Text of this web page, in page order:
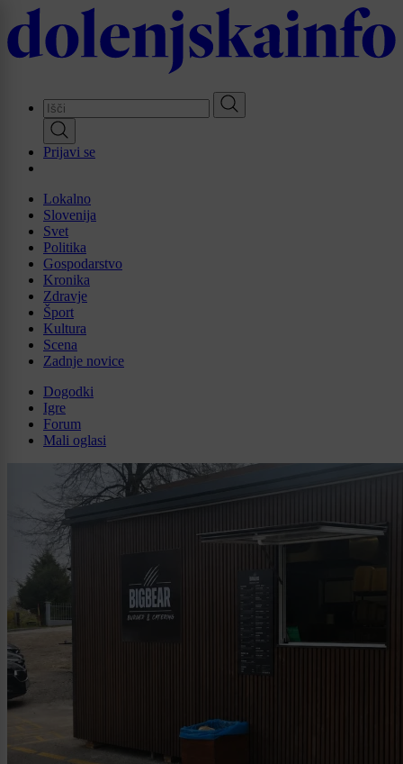
Skip
to
main
Prijavi se
Lokalno
Slovenija
Svet
Politika
Gospodarstvo
Kronika
Zdravje
Šport
Kultura
Scena
Zadnje novice
Dogodki
Igre
Forum
Mali oglasi